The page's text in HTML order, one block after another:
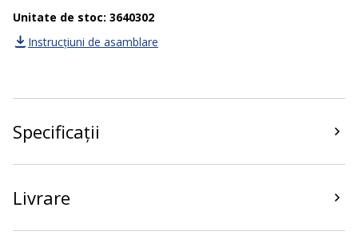
Unitate de stoc: 3640302
Instrucțiuni de asamblare
Specificații
Livrare